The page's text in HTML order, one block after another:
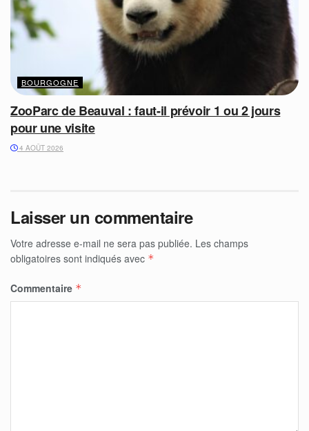
BOURGOGNE
ZooParc de Beauval : faut-il prévoir 1 ou 2 jours
pour une visite
4 AOÛT 2026
Laisser un commentaire
Votre adresse e-mail ne sera pas publiée. Les champs
obligatoires sont indiqués avec *
Commentaire *